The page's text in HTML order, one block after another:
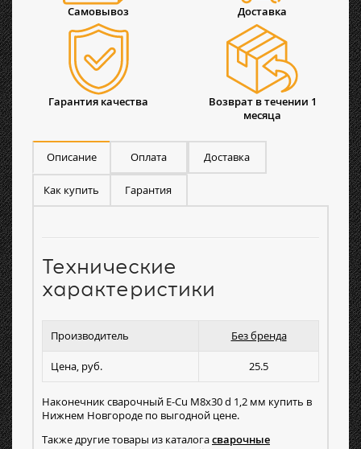
Самовывоз Доставка
Гарантия качества
Возврат в течении 1
месяца
Описание Оплата Доставка
Как купить Гарантия
Технические
характеристики
Производитель Без бренда
Цена, руб. 25.5
Наконечник сварочный E-Cu М8х30 d 1,2 мм купить в
Нижнем Новгороде по выгодной цене.
Также другие товары из каталогасварочные